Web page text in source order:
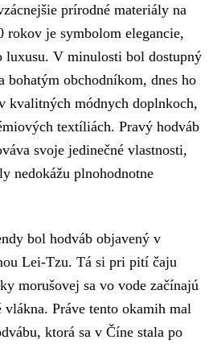
prírodné materiály na
rokov je symbolom elegancie,
luxusu. V minulosti bol dostupný
bohatým obchodníkom, dnes ho
kvalitných módnych doplnkoch,
textíliách. Pravý hodváb
svoje jedinečné vlastnosti,
nedokážu plnohodnotne
bol hodváb objavený v
Lei-Tzu. Tá si pri pití čaju
morušovej sa vo vode začínajú
Práve tento okamih mal
ktorá sa v Číne stala po